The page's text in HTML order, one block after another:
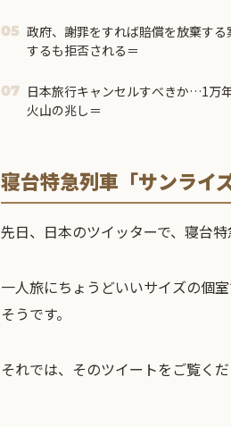
05 政府、謝罪をすれば賠償を放棄す
するも拒否される＝
07 日本旅行キャンセルすべきか…1万
火山の兆し＝
寝台特急列車「サンライ
先日、日本のツイッターで、寝台
一人旅にちょうどいいサイズの個
そうです。
それでは、そのツイートをご覧くだ